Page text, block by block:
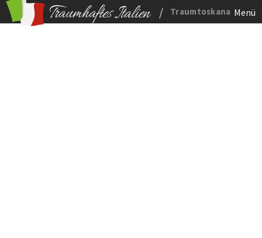
/ Traumtoskana Menü